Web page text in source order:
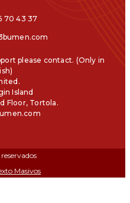
70 43 37
please contact. (Only in
Island
Floor, Tortola.
Masivos